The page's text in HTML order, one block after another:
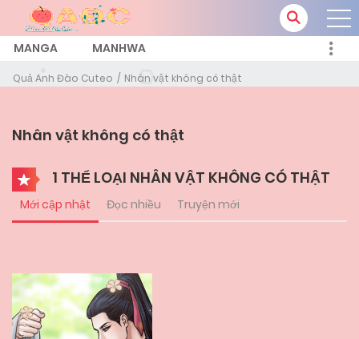
MANGA MANHWA
Quả Anh Đào Cuteo Nhân vật không có thật
Nhân vật không có thật
1 THỂ LOẠI NHÂN VẬT KHÔNG CÓ THẬT
Mới cập nhật Đọc nhiều Truyện mới